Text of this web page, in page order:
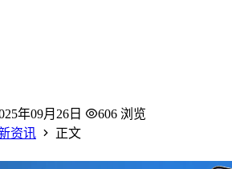
年09月26日
606 浏览
资讯
正文